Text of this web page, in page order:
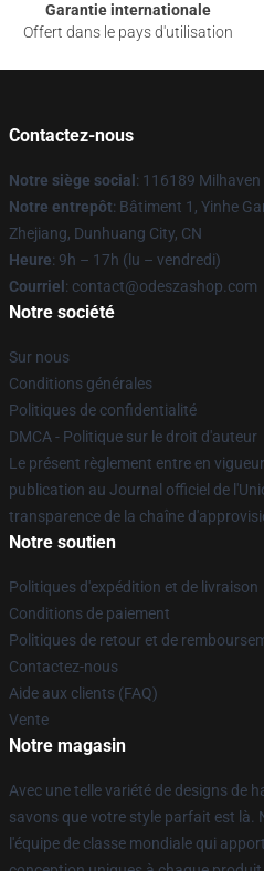
Garantie internationale
Offert dans le pays d'utilisation
Contactez-nous
Notre siège social : 116189
Notre entrepôt: Bâtiment 1, Yinhe
Zhejiang, Dunhuang City, CN
Heure: 9h – 17h (lu – vendredi)
Courriel : contact@odeszashop.com
Notre société
Sur nous
Conditions générales
Politiques de confidentialité
DMCA - Politique sur le droit d'auteur
Le présent règlement entre en
publication au Journal officiel de
transparence de la chaîne
Notre soutien
Politiques d'expédition et de livraison
Conditions de paiement
Politiques de retour et de
Contactez-nous
Aide aux clients (FAQ)
Vente
Notre magasin
Avec une telle variété de designs de
savons que votre style parfait est là.
l'équipe de classe mondiale qui